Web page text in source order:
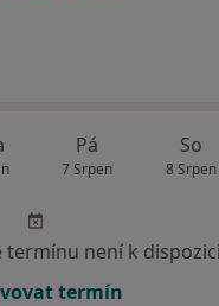
Pá
7 Srpen
So
8 Srpen
termínu není k dispozici
termín